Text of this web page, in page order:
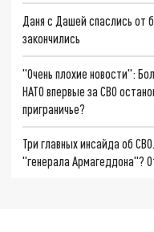
Даня с Дашей спаслись от
закончились
"Очень плохие новости":
НАТО впервые за СВО
приграничье?
Три главных инсайда об
"генерала Армагеддона"?